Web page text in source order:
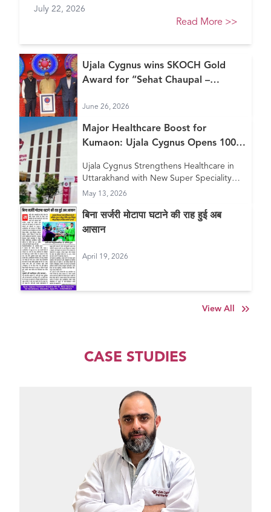
Healthcare Awards 2026
July 22, 2026
Read More >>
Ujala Cygnus wins SKOCH Gold
Award for “Sehat Chaupal –
June 26, 2026
Major Healthcare Boost for
Kumaon: Ujala Cygnus Opens 100+
in Haldwani
Ujala Cygnus Strengthens Healthcare in
Uttarakhand with New Super Speciality
Hospital in Haldwani
May 13, 2026
बिना सर्जरी मोटापा घटाने की राह हुई अब
आसान
April 19, 2026
View All
CASE STUDIES